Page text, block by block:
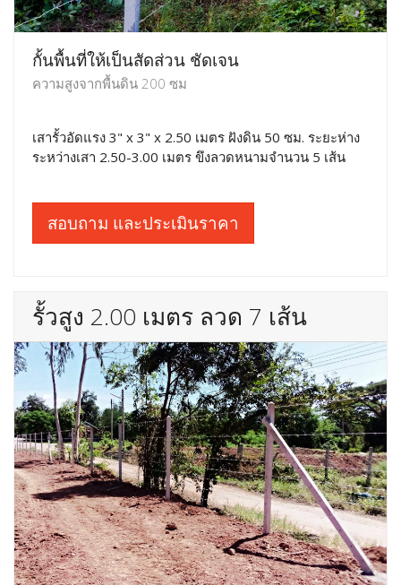
กั้นพื้นที่ให้เป็นสัดส่วน ชัดเจน
ความสูงจากพื้นดิน 200 ซม
เสารั้วอัดแรง 3" x 3" x 2.50 เมตร ฝังดิน 50 ซม. ระยะห่าง
ระหว่างเสา 2.50-3.00 เมตร ขึงลวดหนามจำนวน 5 เส้น
สอบถาม และประเมินราคา
รั้วสูง 2.00 เมตร ลวด 7 เส้น